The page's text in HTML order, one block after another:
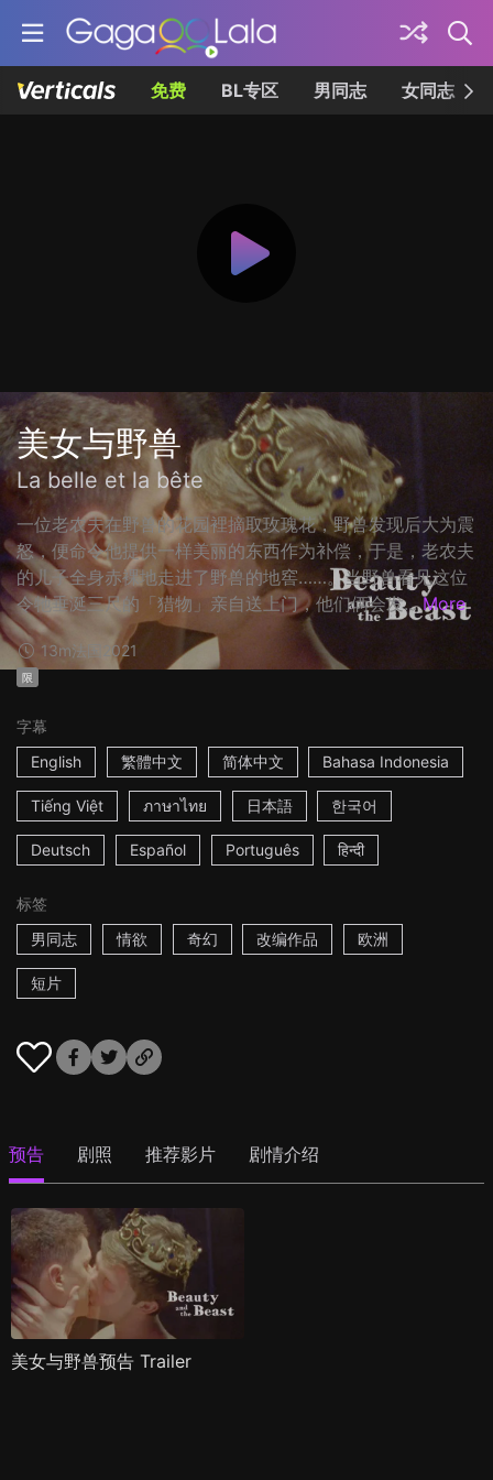
免费 BL专区 男同志 女同志
美女与野兽
La belle et la bête
一位老农夫在野兽的花园裡摘取玫瑰花，野兽发现后大为震
怒，便命令他提供一样美丽的东西作为补偿，于是，老农夫
的儿子全身赤裸地走进了野兽的地窖……。当野兽看见这位
令牠垂涎三尺的「猎物」亲自送上门，他们俩会发... More
13m法国 2021
限
字幕
English
繁體中文 简体中文 Bahasa Indonesia
Tiếng Việt ภาษาไทย 日本語 한국어
Deutsch Español Português हिन्दी
标签
男同志
情欲 奇幻 改编作品 欧洲
短片
预告 剧照 推荐影片 剧情介绍
美女与野兽预告 Trailer